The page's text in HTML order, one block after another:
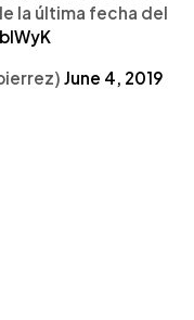
la última fecha del
June 4, 2019